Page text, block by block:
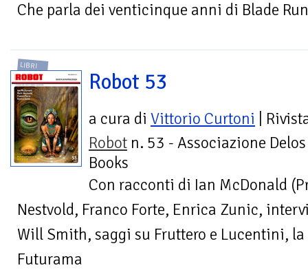
Che parla dei venticinque anni di Blade
LIBRI
Robot 53
a cura di Vittorio Curtoni |
Robot n. 53 - Associazione Delos
Books
Con racconti di Ian McDonald
Nestvold, Franco Forte, Enrica Zunic,
Will Smith, saggi su Fruttero e Lucentini,
Futurama